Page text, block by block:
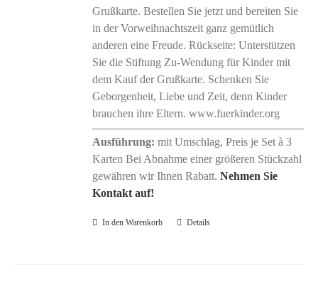
Grußkarte. Bestellen Sie jetzt und bereiten Sie
in der Vorweihnachtszeit ganz gemütlich
anderen eine Freude. Rückseite: Unterstützen
Sie die Stiftung Zu-Wendung für Kinder mit
dem Kauf der Grußkarte. Schenken Sie
Geborgenheit, Liebe und Zeit, denn Kinder
brauchen ihre Eltern. www.fuerkinder.org
Ausführung: mit Umschlag, Preis je Set à 3
Karten Bei Abnahme einer größeren Stückzahl
gewähren wir Ihnen Rabatt.Nehmen Sie
Kontakt auf!
In den Warenkorb Details